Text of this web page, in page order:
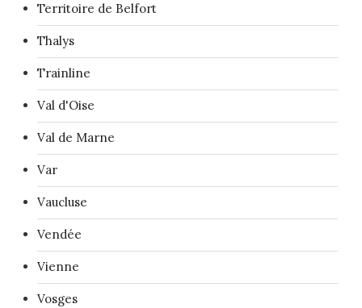
Territoire de Belfort
Thalys
Trainline
Val d'Oise
Val de Marne
Var
Vaucluse
Vendée
Vienne
Vosges